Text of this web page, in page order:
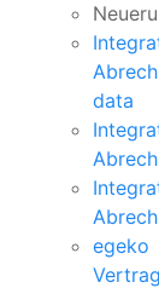
data
egeko